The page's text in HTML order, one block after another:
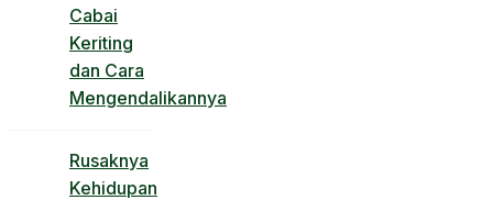
Cabai
Keriting
dan Cara
Mengendalikannya
Rusaknya
Kehidupan